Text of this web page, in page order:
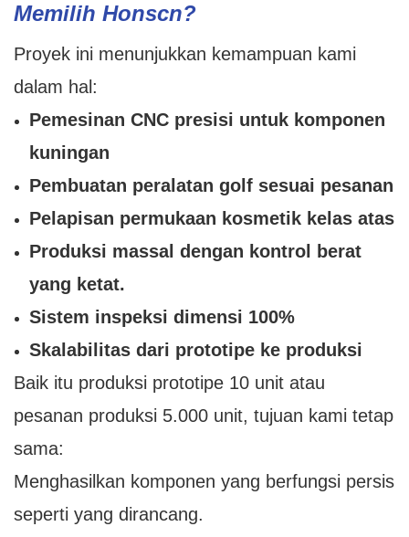
Memilih Honscn?
Proyek ini menunjukkan kemampuan kami
dalam hal:
Pemesinan CNC presisi untuk komponen
kuningan
Pembuatan peralatan golf sesuai pesanan
Pelapisan permukaan kosmetik kelas atas
Produksi massal dengan kontrol berat
yang ketat.
Sistem inspeksi dimensi 100%
Skalabilitas dari prototipe ke produksi
Baik itu produksi prototipe 10 unit atau
pesanan produksi 5.000 unit, tujuan kami tetap
sama:
Menghasilkan komponen yang berfungsi persis
seperti yang dirancang.